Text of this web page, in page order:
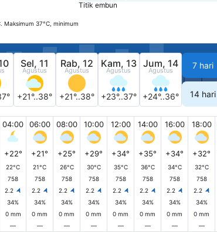
Maksimum 37°C, minimum
Titik embun
Sel, 11
Agustus
+21°..38°
Rab, 12
Agustus
+21°..38°
Kam, 13
Agustus
+23°..37°
Jum, 14
Agustus
+24°..36°
7 hari
14 hari
04:00 06:00 08:00 10:00 12:00 14:00 16:00 18:00
+22° +21° +25° +29° +34° +35° +34° +32°
22°C 21°C 26°C 30°C 35°C 36°C 34°C 32°C
758 758 758 758 758 758 758 758
2.2 2.2 2.2 2.2 2.2 2.2 2.2 2.2
34% 34% 34% 34% 34% 34% 34% 34%
0 mm 0 mm 0 mm 0 mm 0 mm 0 mm 0 mm 0 mm
— — — — — — — —